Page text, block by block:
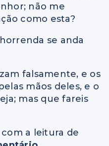
não me
como esta?
se anda
falsamente, e os
mãos deles, e o
mas que fareis
a leitura de